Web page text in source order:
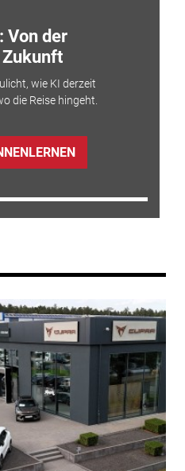
Von der
wie KI derzeit
die Reise hingeht.